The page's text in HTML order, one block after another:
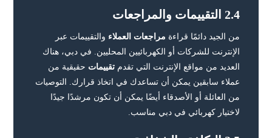
2.4 التقييمات والمراجعات
من الجيد دائمًا قراءة مراجعات العملاء والتقييمات عبر
الإنترنت للشركات أو الكهربائيين المحليين. في دبي، هناك
العديد من مواقع الإنترنت التي تقدمتقييمات حقيقية من
عملاء سابقين يمكن أن تساعدك في اتخاذ قرارك. التوصيات
من العائلة أو الأصدقاء أيضًا يمكن أن تكون مرشدًا جيدًا
لاختيار كهربائي في دبي مناسب.